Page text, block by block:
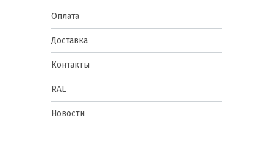
Оплата
Доставка
Контакты
RAL
Новости